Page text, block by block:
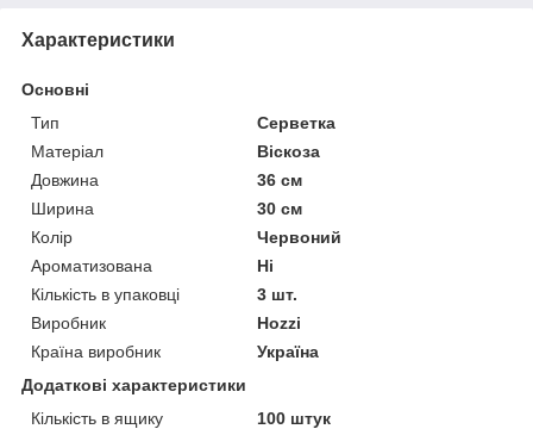
Характеристики
Основні
Тип
Серветка
Матеріал
Віскоза
Довжина
36 см
Ширина
30 см
Колір
Червоний
Ароматизована
Ні
Кількість в упаковці
3 шт.
Виробник
Hozzi
Країна виробник
Україна
Додаткові характеристики
Кількість в ящику
100 штук